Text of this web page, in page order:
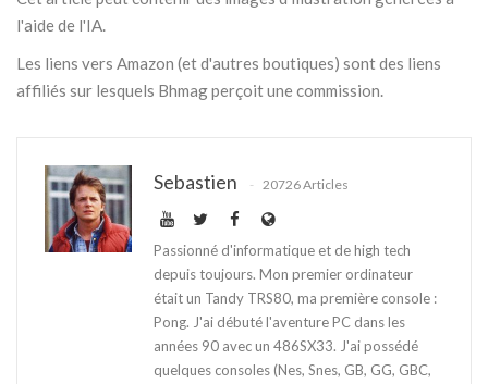
l'aide de l'IA.
Les liens vers Amazon (et d'autres boutiques) sont des liens
affiliés sur lesquels Bhmag perçoit une commission.
Sebastien 20726 Articles
Passionné d'informatique et de high tech
depuis toujours. Mon premier ordinateur
était un Tandy TRS80, ma première console :
Pong. J'ai débuté l'aventure PC dans les
années 90 avec un 486SX33. J'ai possédé
quelques consoles (Nes, Snes, GB, GG, GBC,